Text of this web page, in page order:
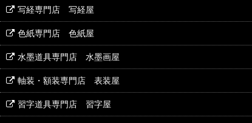
写経専門店 写経屋
色紙専門店 色紙屋
水墨道具専門店 水墨画屋
軸装・額装専門店 表装屋
習字道具専門店 習字屋